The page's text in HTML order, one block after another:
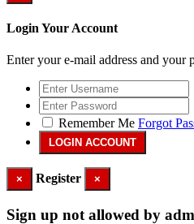
Login Your Account
Enter your e-mail address and your
Remember Me Forgot
× Register ×
Sign up not allowed by